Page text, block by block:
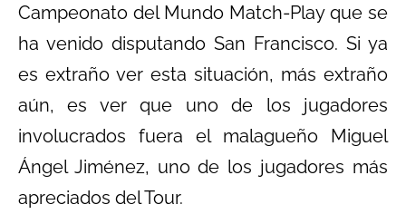
Campeonato del Mundo Match-Play que se
ha venido disputando San Francisco. Si ya
es extraño ver esta situación, más extraño
aún, es ver que uno de los jugadores
involucrados fuera el malagueño Miguel
Ángel Jiménez, uno de los jugadores más
apreciados del Tour.